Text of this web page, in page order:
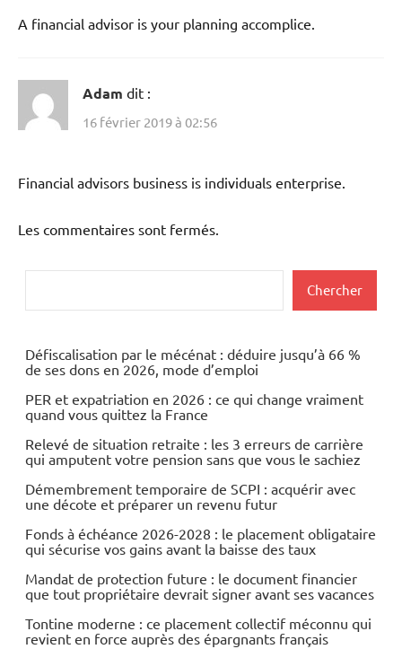
A financial advisor is your planning accomplice.
Adam dit :
16 février 2019 à 02:56
Financial advisors business is individuals enterprise.
Les commentaires sont fermés.
Chercher
Défiscalisation par le mécénat : déduire jusqu’à 66 %
de ses dons en 2026, mode d’emploi
PER et expatriation en 2026 : ce qui change vraiment
quand vous quittez la France
Relevé de situation retraite : les 3 erreurs de carrière
qui amputent votre pension sans que vous le sachiez
Démembrement temporaire de SCPI : acquérir avec
une décote et préparer un revenu futur
Fonds à échéance 2026-2028 : le placement obligataire
qui sécurise vos gains avant la baisse des taux
Mandat de protection future : le document financier
que tout propriétaire devrait signer avant ses vacances
Tontine moderne : ce placement collectif méconnu qui
revient en force auprès des épargnants français